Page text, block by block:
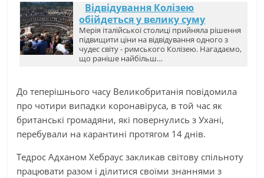
Відвідування Колізею
обійдеться у велику суму
Мерія італійської столиці прийняла рішення
підвищити ціни на відвідування одного з
чудес світу - римського Колізею. Нагадаємо,
що раніше найбільш…
До теперішнього часу Великобританія повідомила
про чотири випадки коронавіруса, в той час як
британські громадяни, які повернулись з Ухані,
перебували на карантині протягом 14 днів.
Тедрос Адханом Хебраус закликав світову спільноту
працювати разом і ділитися своїми знаннями з